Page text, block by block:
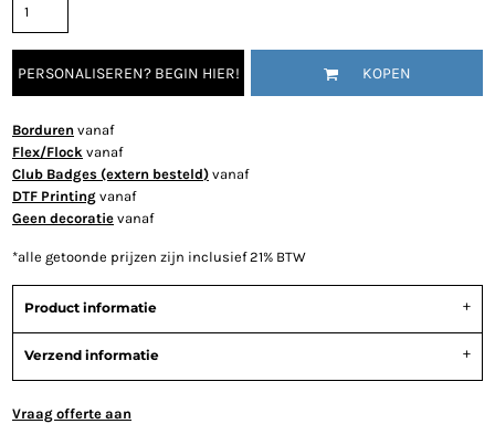
PERSONALISEREN? BEGIN HIER! KOPEN
Borduren vanaf
Flex/Flock vanaf
Club Badges (extern besteld) vanaf
DTF Printing vanaf
Geen decoratie vanaf
*alle getoonde prijzen zijn inclusief 21% BTW
Product informatie
Verzend informatie
Vraag offerte aan